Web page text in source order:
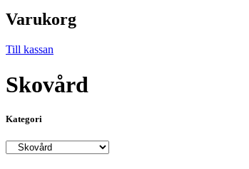
Varukorg
Till kassan
Skovård
Kategori